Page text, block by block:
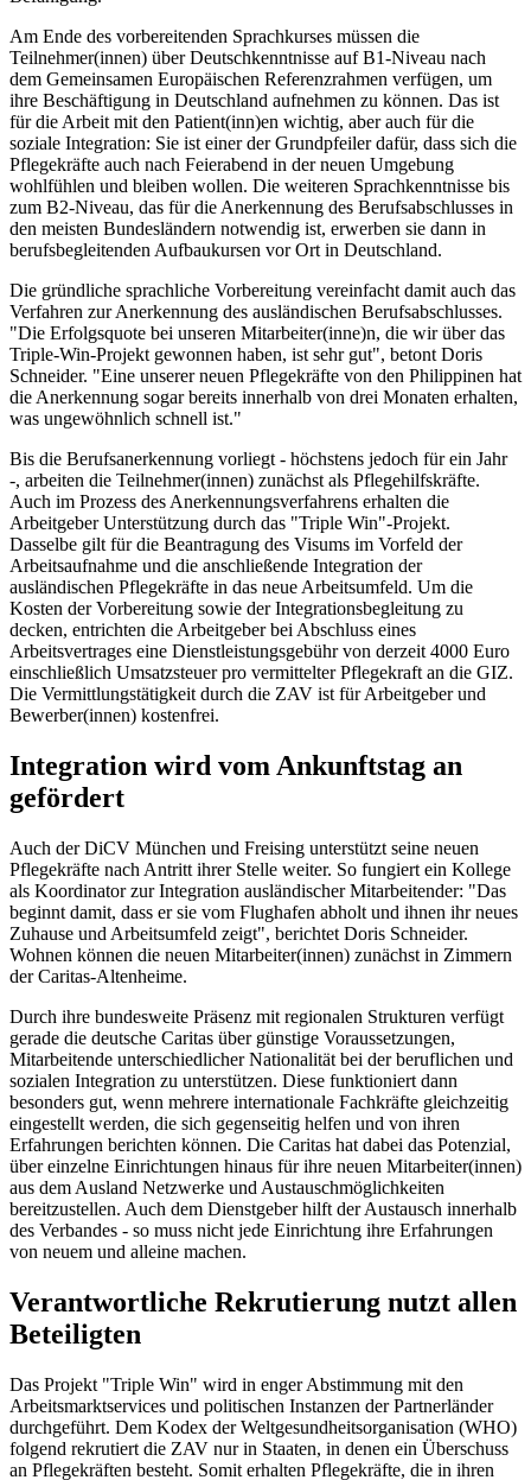
Am Ende des vorbereitenden Sprachkurses müssen die
Teilnehmer(innen) über Deutschkenntnisse auf B1-Niveau nach
dem Gemeinsamen Europäischen Referenzrahmen verfügen, um
ihre Beschäftigung in Deutschland aufnehmen zu können. Das ist
für die Arbeit mit den Patient(inn)en wichtig, aber auch für die
soziale Integra­tion: Sie ist einer der Grundpfeiler dafür, dass sich die
Pflegekräfte auch nach Feierabend in der neuen Umgebung
wohlfühlen und bleiben wollen. Die weiteren Sprachkenntnisse bis
zum B2-Niveau, das für die Anerkennung des Berufsabschlusses in
den meisten Bundesländern notwendig ist, erwerben sie dann in
berufsbegleitenden Aufbaukursen vor Ort in Deutschland.
Die gründliche sprachliche Vorbereitung vereinfacht damit auch das
Verfahren zur Anerkennung des ausländischen Be­rufs­abschlusses.
"Die Erfolgsquote bei unseren Mitarbeiter(inne)n, die wir über das
Trip­le-Win-Projekt gewonnen haben, ist sehr gut", betont Doris
Schneider. "Eine unserer neuen Pflegekräfte von den Philippinen hat
die Anerkennung sogar bereits innerhalb von drei Monaten erhalten,
was ungewöhnlich schnell ist."
Bis die Berufsanerkennung vorliegt - höchstens jedoch für ein Jahr
-, arbeiten die Teilnehmer(innen) zunächst als Pflegehilfskräfte.
Auch im Prozess des Anerkennungsverfahrens erhalten die
Arbeitgeber Unterstützung durch das "Triple Win"-Projekt.
Dasselbe gilt für die Beantragung des Visums im Vorfeld der
Arbeitsaufnahme und die anschließende Integration der
ausländischen Pflegekräfte in das neue Arbeitsumfeld. Um die
Kosten der Vorbereitung sowie der Integrationsbegleitung zu
decken, entrichten die Arbeitgeber bei Abschluss eines
Arbeitsvertrages eine Dienstleistungsgebühr von derzeit 4000 Euro
einschließlich Umsatzsteuer pro vermittelter Pflegekraft an die GIZ.
Die Vermittlungstätigkeit durch die ZAV ist für Arbeitgeber und
Bewerber(innen) kostenfrei.
Integration wird vom Ankunftstag an
gefördert
Auch der DiCV München und Freising unterstützt seine neuen
Pflegekräfte nach Antritt ihrer Stelle weiter. So fungiert ein Kollege
als Koordinator zur Integration ausländischer Mitarbeitender: "Das
beginnt damit, dass er sie vom Flughafen abholt und ihnen ihr neues
Zuhause und Arbeitsumfeld zeigt", berichtet Doris Schneider.
Wohnen können die neuen Mitarbeiter(innen) zunächst in Zimmern
der Caritas-Altenheime.
Durch ihre bundesweite Präsenz mit ­regionalen Strukturen verfügt
gerade die deutsche Caritas über günstige Voraussetzungen,
Mitarbeitende unterschiedlicher Nationalität bei der beruflichen und
sozialen Integra­tion zu unter­stützen. Diese funktioniert dann
besonders gut, wenn mehrere internationale Fachkräfte gleichzeitig
eingestellt werden, die sich gegenseitig helfen und von ihren
Erfahrungen berichten können. Die Caritas hat dabei das Potenzial,
über einzelne Einrichtungen hinaus für ihre neuen Mitarbeiter(innen)
aus dem Ausland Netzwerke und Austauschmöglichkeiten
bereitzustellen. Auch dem Dienstgeber hilft der Austausch innerhalb
des Verbandes - so muss nicht jede Einrichtung ihre Erfahrungen
von neuem und alleine machen.
Verantwortliche Rekrutierung nutzt allen
Beteiligten
Das Projekt "Triple Win" wird in enger Abstimmung mit den
Arbeitsmarktservices und politischen Instanzen der Partnerländer
durchgeführt. Dem Kodex der Weltgesundheitsorganisation (WHO)
folgend rekrutiert die ZAV nur in Staaten, in denen ein Überschuss
an Pflegekräften besteht. Somit erhalten Pflegekräfte, die in ihren